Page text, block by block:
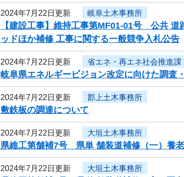
2024年7月22日更新 岐阜土木事務所
【建設工事】維持工事第MF01-01号 公共
ッドほか補修 工事に関する一般競争入札公告
2024年7月22日更新 省エネ・再エネ社会推進課
岐阜県エネルギービジョン改定に向けた調査
2024年7月22日更新 郡上土木事務所
敷鉄板の調達について
2024年7月22日更新 大垣土木事務所
県維工第舗補7号 県単 舗装道補修（一）養
2024年7月22日更新 大垣土木事務所